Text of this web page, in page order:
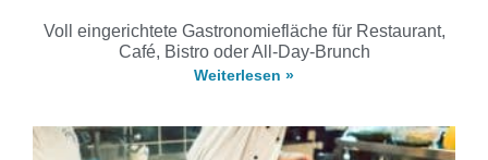
Voll eingerichtete Gastronomiefläche für Restaurant,
Café, Bistro oder All-Day-Brunch
Weiterlesen »